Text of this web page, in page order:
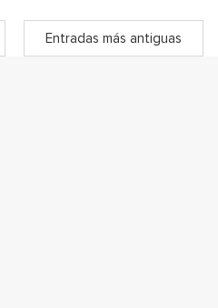
Entradas más antiguas